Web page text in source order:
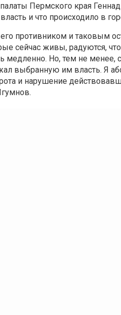
Пермского края
и что происходило в
противником и таковым
сейчас живы, радуются,
Но, тем не менее,
выбранную им власть. Я
и нарушение